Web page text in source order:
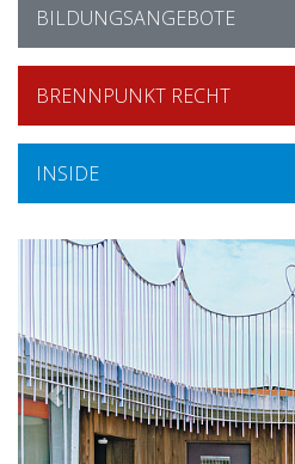
BILDUNGSANGEBOTE
BRENNPUNKT RECHT
INSIDE